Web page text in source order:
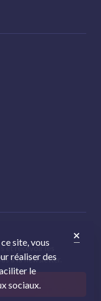
et recevoir les
à la newsletter.
site, vous
réaliser des
le
sociaux.